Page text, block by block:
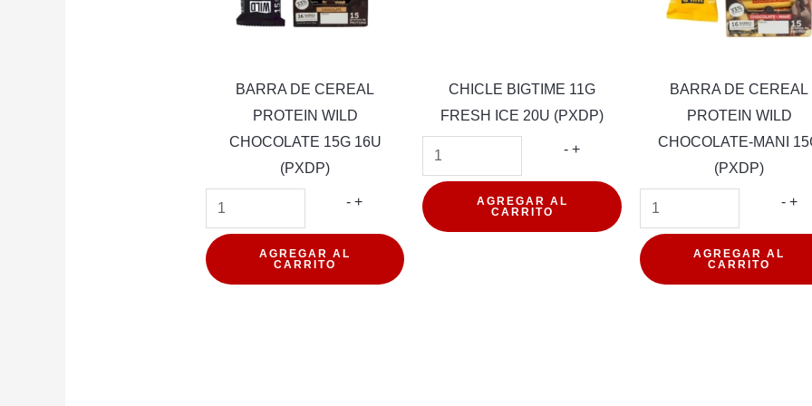
BARRA DE CEREAL
PROTEIN WILD
CHOCOLATE 15G 16U
(PXDP)
- BARRA
CEREAL
PROTEIN
+
AGREGAR AL
CARRITO
CHICLE BIGTIME 11G
FRESH ICE 20U (PXDP)
- CHICLE
FRESH
+
AGREGAR AL
CARRITO
BARRA DE CEREAL
PROTEIN WILD
CHOCOLATE-MANI
(PXDP)
- +
AGREGAR AL
CARRITO